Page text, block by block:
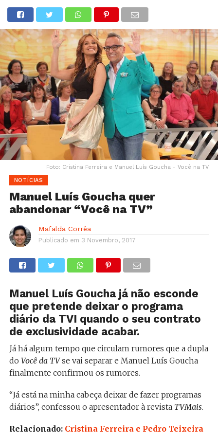
Foto: Cristina Ferreira e Manuel Luís Goucha - Você na TV
NOTÍCIAS
Manuel Luís Goucha quer
abandonar “Você na TV”
Mafalda Corrêa
Publicado em 3 Novembro, 2017
Manuel Luís Goucha já não esconde
que pretende deixar o programa
diário da TVI quando o seu contrato
de exclusividade acabar.
Já há algum tempo que circulam rumores que a dupla
do Você da TVse vai separar e Manuel Luís Goucha
finalmente confirmou os rumores.
“Já está na minha cabeça deixar de fazer programas
diários”, confessou o apresentador à revista TVMais.
Relacionado: Cristina Ferreira e Pedro Teixeira